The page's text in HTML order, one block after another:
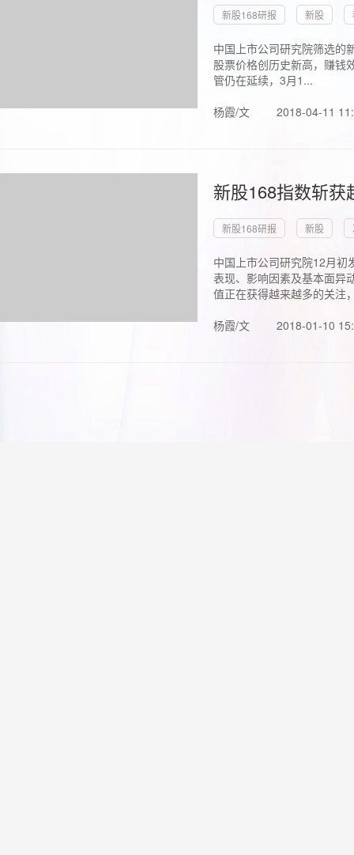
新股168研报 新股
中国上市公司研究院筛选的
股票价格创历史新高，赚钱
管仍在延续，3月1...
杨霞/文
2018-04-11
新股168指数斩
新股168研报 新股
中国上市公司研究院12月初
表现、影响因素及基本面异
值正在获得越来越多的关注
杨霞/文
2018-01-10